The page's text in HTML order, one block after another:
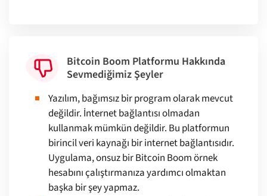
Bitcoin Boom Platformu Hakkında
Sevmediğimiz Şeyler
Yazılım, bağımsız bir program olarak mevcut
değildir. İnternet bağlantısı olmadan
kullanmak mümkün değildir. Bu platformun
birincil veri kaynağı bir internet bağlantısıdır.
Uygulama, onsuz bir Bitcoin Boom örnek
hesabını çalıştırmanıza yardımcı olmaktan
başka bir şey yapmaz.